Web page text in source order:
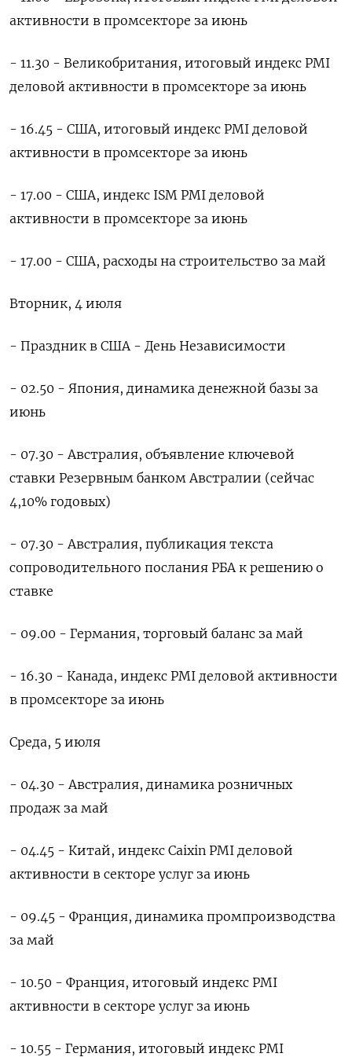
активности в промсекторе за июнь
- 11.30 - Великобритания, итоговый индекс PMI
деловой активности в промсекторе за июнь
- 16.45 - США, итоговый индекс PMI деловой
активности в промсекторе за июнь
- 17.00 - США, индекс ISM PMI деловой
активности в промсекторе за июнь
- 17.00 - США, расходы на строительство за май
Вторник, 4 июля
- Праздник в США - День Независимости
- 02.50 - Япония, динамика денежной базы за
июнь
- 07.30 - Австралия, объявление ключевой
ставки Резервным банком Австралии (сейчас
4,10% годовых)
- 07.30 - Австралия, публикация текста
сопроводительного послания РБА к решению о
ставке
- 09.00 - Германия, торговый баланс за май
- 16.30 - Канада, индекс PMI деловой активности
в промсекторе за июнь
Среда, 5 июля
- 04.30 - Австралия, динамика розничных
продаж за май
- 04.45 - Китай, индекс Caixin PMI деловой
активности в секторе услуг за июнь
- 09.45 - Франция, динамика промпроизводства
за май
- 10.50 - Франция, итоговый индекс PMI
активности в секторе услуг за июнь
- 10.55 - Германия, итоговый индекс PMI